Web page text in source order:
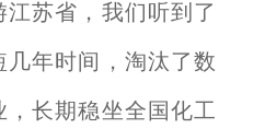
苏省，我们听到了
年时间，淘汰了数
长期稳坐全国化工